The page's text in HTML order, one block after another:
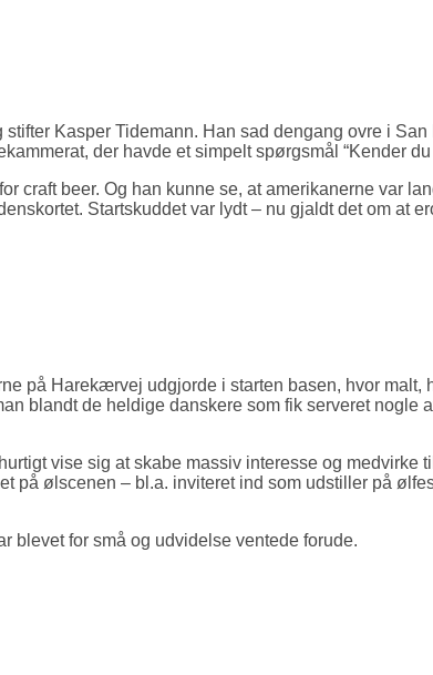
Kasper Tidemann. Han sad dengang ovre i
der havde et simpelt spørgsmål “Kender
craft beer. Og han kunne se, at amerikanerne var
Startskuddet var lydt – nu gjaldt det om at
på Harekærvej udgjorde i starten basen, hvor
blandt de heldige danskere som fik serveret nogle
vise sig at skabe massiv interesse og
på ølscenen – bl.a. inviteret ind som udstiller på
blevet for små og udvidelse ventede forude.